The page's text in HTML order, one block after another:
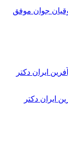
جوان موفق
ایران دکتر